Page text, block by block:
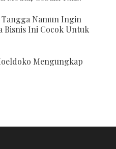
Tangga Namun Ingin
Bisnis Ini Cocok Untuk
Mengungkap